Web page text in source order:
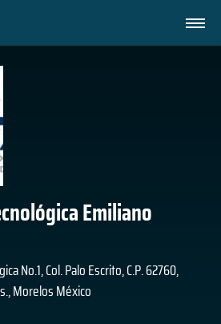
Emiliano
No.1, Col. Palo Escrito, C.P. 62760,
Morelos México